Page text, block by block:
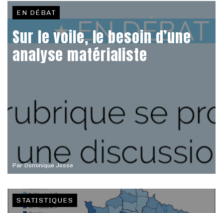
ParDominique Josse
EN DÉBAT
Sur le voile, le besoin d’une
analyse matérialiste
STATISTIQUES